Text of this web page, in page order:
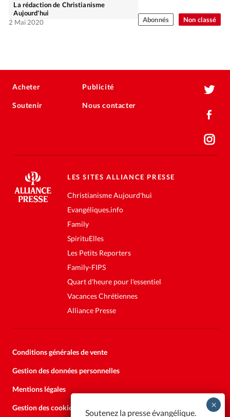
Non classé
La rédaction de Christianisme
Aujourd'hui
2 Mai 2020
Abonnés
Acheter
Soutenir
Publicité
Nous contacter
LES SITES ALLIANCE PRESSE
Christianisme Aujourd'hui
Evangéliques.info
Family
SpirituElles
Les Petits Reporters
Family-FIPS
Quart d'heure pour l'essentiel
Vacances Chrétiennes
Alliance Presse
Conditions générales de vente
Gestion des données personnelles
Mentions légales
Gestion des cookies
Soutenez la presse évangélique.